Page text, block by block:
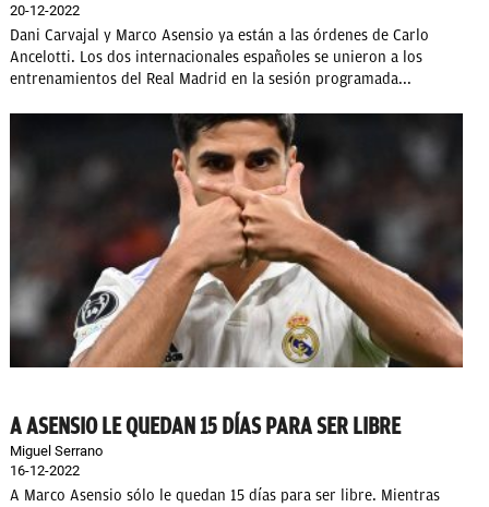
20-12-2022
Dani Carvajal y Marco Asensio ya están a las órdenes de Carlo
Ancelotti. Los dos internacionales españoles se unieron a los
entrenamientos del Real Madrid en la sesión programada...
A ASENSIO LE QUEDAN 15 DÍAS PARA SER LIBRE
Miguel Serrano
16-12-2022
A Marco Asensio sólo le quedan 15 días para ser libre. Mientras